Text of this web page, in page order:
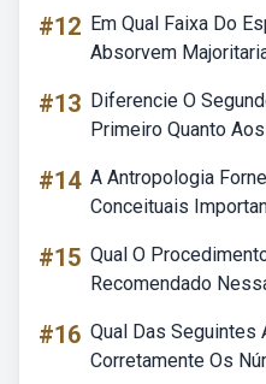
#12 Em Qual Faixa Do
Absorvem
#13 Diferencie O
Primeiro Quanto
#14 A Antropologia
Conceituais
#15 Qual O
Recomendado
#16 Qual Das Seguintes
Corretamente Os